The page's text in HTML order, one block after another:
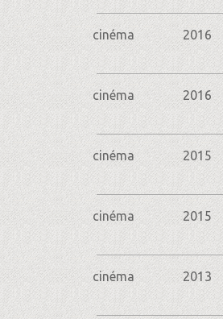
cinéma 2016
cinéma 2016
cinéma 2015
cinéma 2015
cinéma 2013